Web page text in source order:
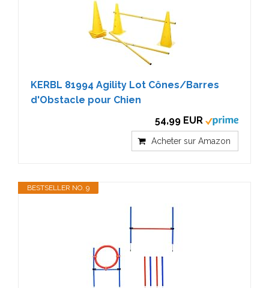
KERBL 81994 Agility Lot Cônes/Barres
d'Obstacle pour Chien
54,99 EUR
Acheter sur Amazon
BESTSELLER NO. 9